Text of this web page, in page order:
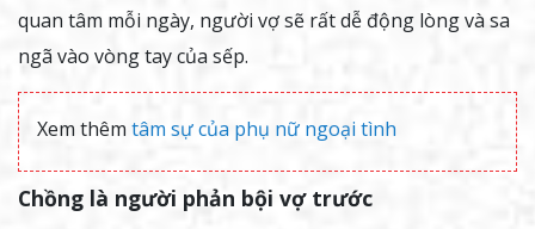
quan tâm mỗi ngày, người vợ sẽ rất dễ động lòng và sa
ngã vào vòng tay của sếp.
Xem thêm tâm sự của phụ nữ ngoại tình
Chồng là người phản bội vợ trước